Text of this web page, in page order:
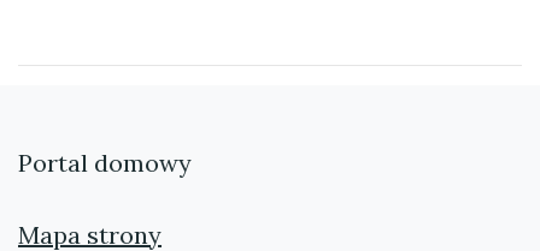
Portal domowy
Mapa strony